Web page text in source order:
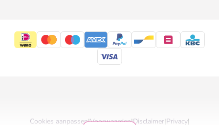
Cookies aanpassen|Voorwaarden|Disclaimer|Privacy|